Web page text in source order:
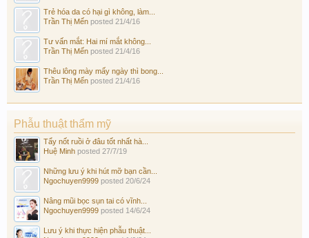
Trẻ hóa da có hại gì không, làm...
Trần Thị Mến posted 21/4/16
Tư vấn mắt: Hai mí mắt không...
Trần Thị Mến posted 21/4/16
Thêu lông mày mấy ngày thì bong...
Trần Thị Mến posted 21/4/16
Phẫu thuật thẩm mỹ
Tẩy nốt ruồi ở đâu tốt nhất hà...
Huệ Minh posted 27/7/19
Những lưu ý khi hút mỡ bạn cần...
Ngochuyen9999 posted 20/6/24
Nâng mũi bọc sụn tai có vĩnh...
Ngochuyen9999 posted 14/6/24
Lưu ý khi thực hiện phẫu thuật...